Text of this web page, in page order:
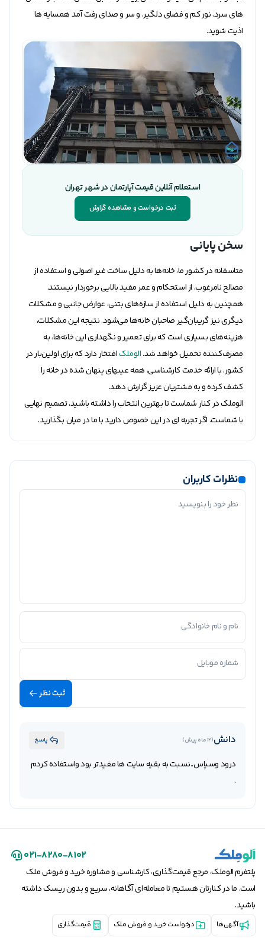
های سرد، نور کم و فضای دلگیر، و سر و صدای رفت آمد همسایه ها
اذیت شوید.
استعلام آنلاین قیمت آپارتمان در شهر تهران
ثبت درخواست و مشاهده گزارش
سخن پایانی
متاسفانه در کشور ما، خانه‌ها به دلیل ساخت غیر اصولی و استفاده از
مصالح نامرغوب، از استحکام و عمر مفید بالایی برخوردار نیستند.
همچنین به دلیل استفاده از سازه‌های بتنی، عوارض جانبی و مشکلات
دیگری نیز گریبان‌گیر صاحبان خانه‌ها می‌شود. نتیجه‌ این مشکلات،
هزینه‌های بسیاری است که برای تعمیر و نگهداری این خانه‌ها، به
مصرف‌کننده تحمیل خواهد شد.الوملکافتخار دارد که برای اولین‌بار در
کشور، با ارائه‌ خدمت کارشناسی، همه‌ عیب‎های پنهان شده در خانه را
کشف کرده و به مشتریان عزیز گزارش دهد.
الوملک در کنار شماست تا بهترین انتخاب را داشته باشید، تصمیم نهایی
با شماست. اگر تجربه ای در این خصوص دارید با ما در میان بگذارید.
نظرات کاربران
نظر خود را بنویسید
نام و نام خانوادگی
شماره موبایل
ثبت نظر
دانش(12 ماه پیش ) پاسخ
درود وسپاس..نسبت به بقیه سایت ها مفیدتر بود واستفاده کردم
.
۰۲۱-۸۲۸۰-۸۱۰۲
پلتفرم الوملک، مرجع قیمت‌گذاری، کارشناسی و مشاوره خرید و فروش ملک
است. ما در کنارتان هستیم تا معامله‌ای آگاهانه، سریع و بدون ریسک داشته
باشید.
آگهی‌ها درخواست خرید و فروش ملک قیمت‌گذاری